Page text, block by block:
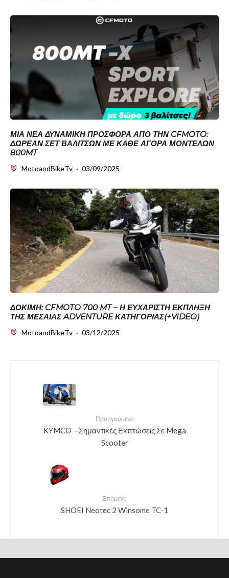
ΜΙΑ ΝΈΑ ΔΥΝΑΜΙΚΉ ΠΡΟΣΦΟΡΆ ΑΠΌ ΤΗΝ CFMOTO:
ΔΩΡΕΆΝ ΣΕΤ ΒΑΛΙΤΣΏΝ ΜΕ ΚΆΘΕ ΑΓΟΡΆ ΜΟΝΤΈΛΩΝ
800MT
MotoandBikeTv · 03/09/2025
ΔΟΚΙΜΗ: CFMOTO 700 MT – Η ΕΥΧΆΡΙΣΤΗ ΈΚΠΛΗΞΗ
ΤΗΣ ΜΕΣΑΊΑΣ ADVENTURE ΚΑΤΗΓΟΡΊΑΣ(+VIDEO)
MotoandBikeTv · 03/12/2025
Προηγούμενο
KYMCO – Σημαντικές Εκπτώσεις Σε Mega
Scooter
Επόμενο
SHOEI Neotec 2 Winsome TC-1